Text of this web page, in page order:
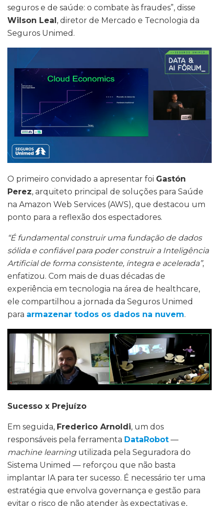
seguros e de saúde: o combate às fraudes”, disse
Wilson Leal, diretor de Mercado e Tecnologia da
Seguros Unimed.
O primeiro convidado a apresentar foi Gastón
Perez, arquiteto principal de soluções para Saúde
na Amazon Web Services (AWS), que destacou um
ponto para a reflexão dos espectadores.
“É fundamental construir uma fundação de dados
sólida e confiável para poder construir a Inteligência
Artificial de forma consistente, íntegra e acelerada”,
enfatizou. Com mais de duas décadas de
experiência em tecnologia na área de healthcare,
ele compartilhou a jornada da Seguros Unimed
para armazenar todos os dados na nuvem.
Sucesso x Prejuízo
Em seguida, Frederico Arnoldi, um dos
responsáveis pela ferramenta DataRobot —
machine learningutilizada pela Seguradora do
Sistema Unimed — reforçou que não basta
implantar IA para ter sucesso. É necessário ter uma
estratégia que envolva governança e gestão para
evitar o risco de não atender às expectativas e,